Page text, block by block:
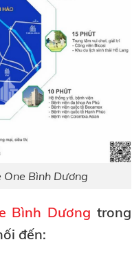
Bình Dương
Bình Dương trong
đến: